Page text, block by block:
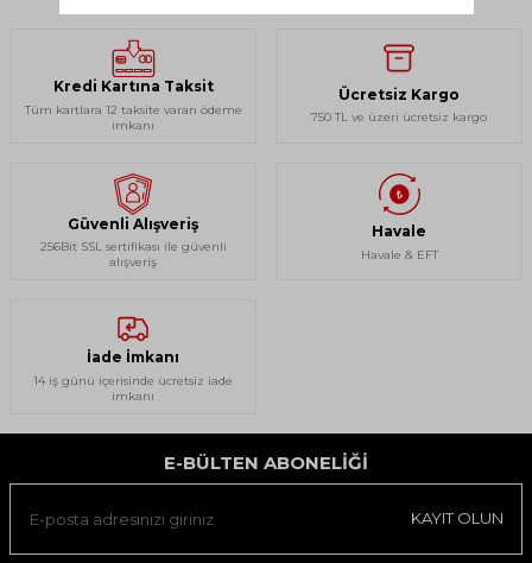
Kredi Kartına Taksit
Tüm kartlara 12 taksite varan ödeme
imkanı
Ücretsiz Kargo
750 TL ve üzeri ücretsiz kargo
Güvenli Alışveriş
256Bit SSL sertifikası ile güvenli
alışveriş
Havale
Havale & EFT
İade İmkanı
14 iş günü içerisinde ücretsiz iade
imkanı
E-BÜLTEN ABONELIĞI
KAYIT OLUN